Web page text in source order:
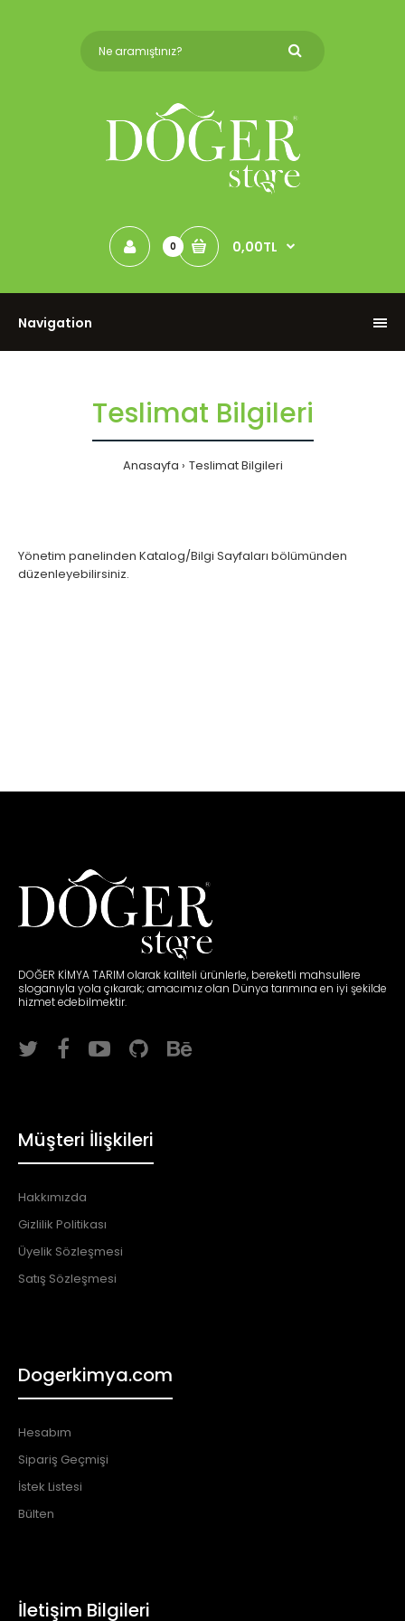
0 0,00TL
Navigation
Teslimat Bilgileri
Anasayfa Teslimat Bilgileri
Yönetim panelinden Katalog/Bilgi Sayfaları bölümünden
düzenleyebilirsiniz.
DOĞER KİMYA TARIM olarak kaliteli ürünlerle, bereketli mahsullere
sloganıyla yola çıkarak; amacımız olan Dünya tarımına en iyi şekilde
hizmet edebilmektir.
Müşteri İlişkileri
Hakkımızda
Gizlilik Politikası
Üyelik Sözleşmesi
Satış Sözleşmesi
Dogerkimya.com
Hesabım
Sipariş Geçmişi
İstek Listesi
Bülten
İletişim Bilgileri